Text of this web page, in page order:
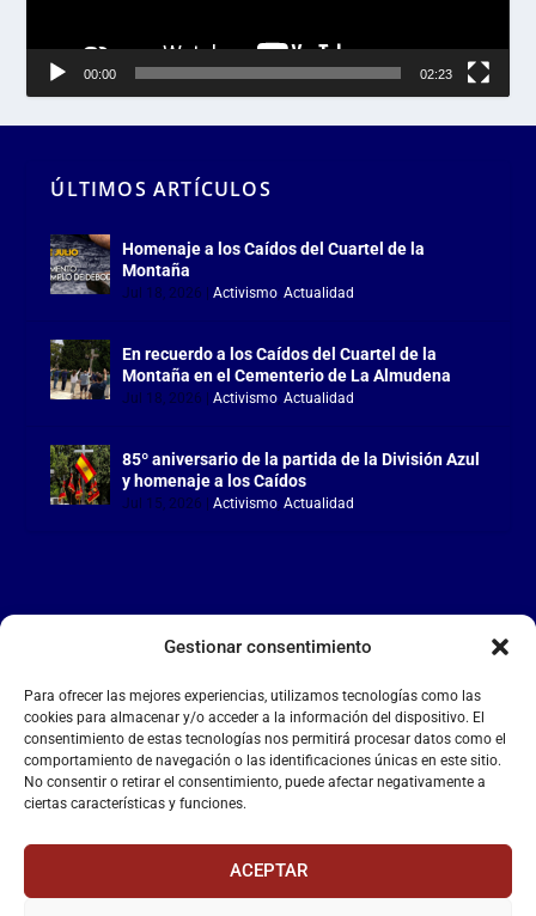
Gestionar consentimiento
Para ofrecer las mejores experiencias, utilizamos tecnologías como las
cookies para almacenar y/o acceder a la información del dispositivo. El
consentimiento de estas tecnologías nos permitirá procesar datos como el
comportamiento de navegación o las identificaciones únicas en este sitio.
No consentir o retirar el consentimiento, puede afectar negativamente a
ciertas características y funciones.
ACEPTAR
00:00 02:23
ÚLTIMOS ARTÍCULOS
Homenaje a los Caídos del Cuartel de la
Montaña
Jul 18, 2026 |Activismo,Actualidad
En recuerdo a los Caídos del Cuartel de la
Montaña en el Cementerio de La Almudena
Jul 18, 2026 |Activismo,Actualidad
85º aniversario de la partida de la División Azul
y homenaje a los Caídos
Jul 15, 2026 |Activismo,Actualidad
LA FALANGE
Reproductor
de
vídeo